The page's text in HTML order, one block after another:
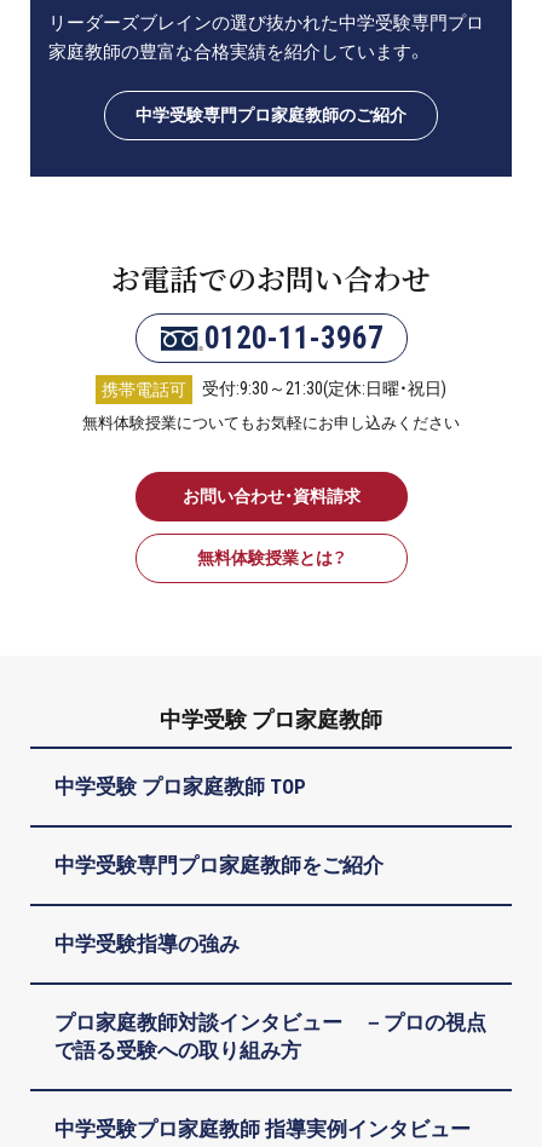
リーダーズブレインの選び抜かれた中学受験専門プロ
家庭教師の豊富な合格実績を紹介しています。
中学受験専門プロ家庭教師のご紹介
お電話でのお問い合わせ
0120-11-3967
携帯電話可 受付:9:30～21:30(定休:日曜・祝日)
無料体験授業についてもお気軽にお申し込みください
お問い合わせ・資料請求
無料体験授業とは？
中学受験 プロ家庭教師
中学受験 プロ家庭教師 TOP
中学受験専門プロ家庭教師をご紹介
中学受験指導の強み
プロ家庭教師対談インタビュー －プロの視点
で語る受験への取り組み方
中学受験プロ家庭教師 指導実例インタビュー